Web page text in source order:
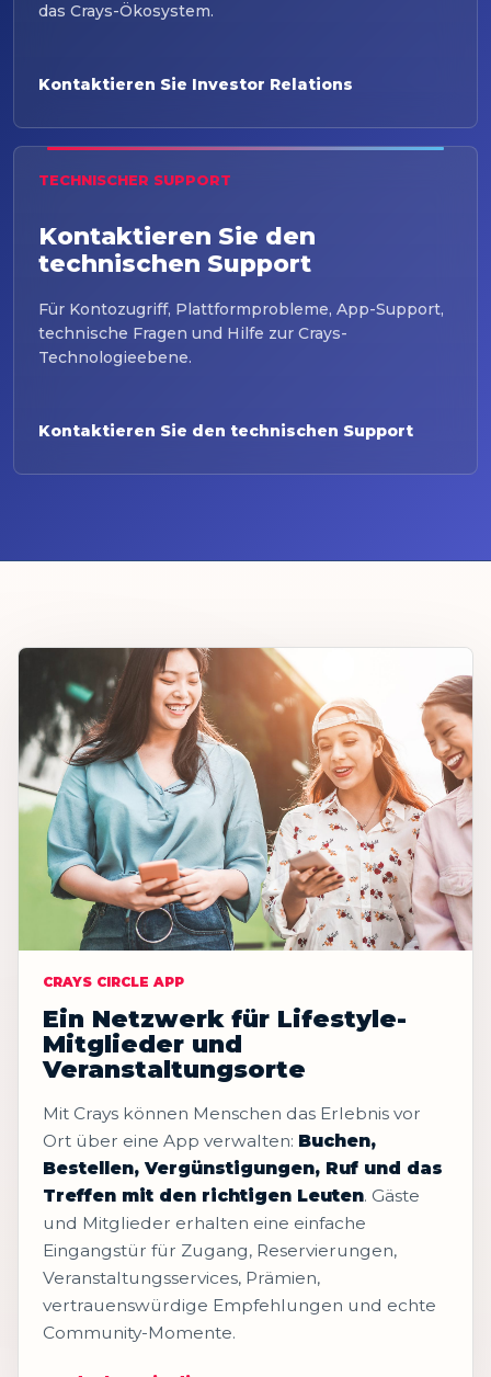
das Crays-Ökosystem.
Kontaktieren Sie Investor Relations
TECHNISCHER SUPPORT
Kontaktieren Sie den
technischen Support
Für Kontozugriff, Plattformprobleme, App-Support,
technische Fragen und Hilfe zur Crays-
Technologieebene.
Kontaktieren Sie den technischen Support
CRAYS CIRCLE APP
Ein Netzwerk für Lifestyle-
Mitglieder und
Veranstaltungsorte
Mit Crays können Menschen das Erlebnis vor
Ort über eine App verwalten: Buchen,
Bestellen, Vergünstigungen, Ruf und das
Treffen mit den richtigen Leuten. Gäste
und Mitglieder erhalten eine einfache
Eingangstür für Zugang, Reservierungen,
Veranstaltungsservices, Prämien,
vertrauenswürdige Empfehlungen und echte
Community-Momente.